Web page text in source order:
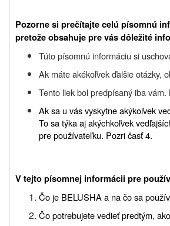
Pozorne si prečítajte celú písomnú
pretože obsahuje pre vás dôležité
Túto písomnú informáciu si
Ak máte akékoľvek ďalšie otázky,
Tento liek bol predpísaný iba
Ak sa u vás vyskytne akýkoľvek
To sa týka aj akýchkoľvek
pre používateľku. Pozri časť 4.
V tejto písomnej informácii pre
Čo je BELUSHA a na čo sa
Čo potrebujete vedieť predtým,